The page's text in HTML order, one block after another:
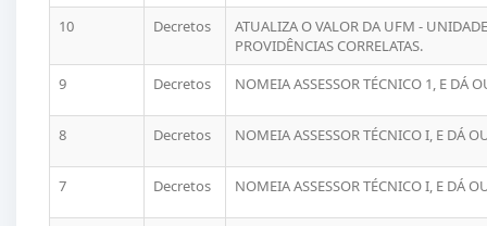
10
Decretos
ATUALIZA O VALOR DA UFM -
PROVIDÊNCIAS CORRELATAS.
9
Decretos NOMEIA ASSESSOR TÉCNICO 1, E DÁ
8 Decretos NOMEIA ASSESSOR TÉCNICO I, E DÁ
7 Decretos NOMEIA ASSESSOR TÉCNICO I, E DÁ